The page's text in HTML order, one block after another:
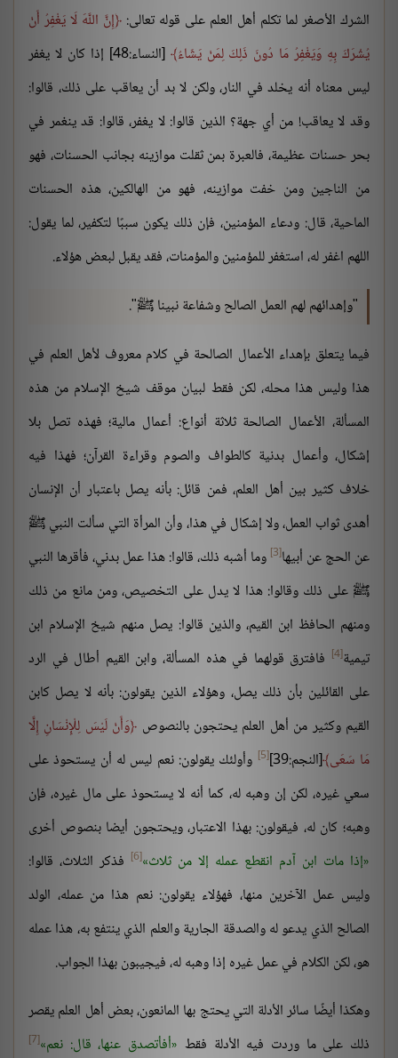
الشرك الأصغر لما تكلم أهل العلم على قوله تعالى: إِنَّ اللَّهَ لَا يَغْفِرُ أَنْ
يُشْرَكَ بِهِ وَيَغْفِرُ مَا دُونَ ذَلِكَ لِمَنْ يَشَاءُ
[النساء:48] إذا كان لا يغفر
ليس معناه أنه يخلد في النار، ولكن لا بد أن يعاقب على ذلك، قالوا:
وقد لا يعاقب! من أي جهة؟ الذين قالوا: لا يغفر، قالوا: قد ينغمر في
بحر حسنات عظيمة، فالعبرة بمن ثقلت موازينه بجانب الحسنات، فهو
من الناجين ومن خفت موازينه، فهو من الهالكين، هذه الحسنات
الماحية، قال: ودعاء المؤمنين، فإن ذلك يكون سببًا لتكفير، لما يقول:
اللهم اغفر له، استغفر للمؤمنين والمؤمنات، فقد يقبل لبعض هؤلاء.
"وإهدائهم لهم العمل الصالح وشفاعة نبينا ﷺ".
فيما يتعلق بإهداء الأعمال الصالحة في كلام معروف لأهل العلم في
هذا وليس هذا محله، لكن فقط لبيان موقف شيخ الإسلام من هذه
المسألة، الأعمال الصالحة ثلاثة أنواع: أعمال مالية؛ فهذه تصل بلا
إشكال، وأعمال بدنية كالطواف والصوم وقراءة القرآن؛ فهذا فيه
خلاف كثير بين أهل العلم، فمن قائل: بأنه يصل باعتبار أن الإنسان
أهدى ثواب العمل، ولا إشكال في هذا، وأن المرأة التي سألت النبي ﷺ
عن الحج عن أبيها[3]
وما أشبه ذلك، قالوا: هذا عمل بدني، فأقرها النبي
ﷺ على ذلك وقالوا: هذا لا يدل على التخصيص، ومن مانع من ذلك
ومنهم الحافظ ابن القيم، والذين قالوا: يصل منهم شيخ الإسلام ابن
تيمية[4]
فافترق قولهما في هذه المسألة، وابن القيم أطال في الرد
على القائلين بأن ذلك يصل، وهؤلاء الذين يقولون: بأنه لا يصل كابن
القيم وكثير من أهل العلم يحتجون بالنصوص وَأَنْ لَيْسَ لِلْإِنْسَانِ إِلَّا
مَا سَعَى [النجم:39] [5]
وأولئك يقولون: نعم ليس له أن يستحوذ على
سعي غيره، لكن إن وهبه له، كما أنه لا يستحوذ على مال غيره، فإن
وهبه؛ كان له، فيقولون: بهذا الاعتبار، ويحتجون أيضا بنصوص أخرى
إذا مات ابن آدم انقطع عمله إلا من ثلاث [6]
فذكر الثلاث، قالوا:
وليس عمل الآخرين منها، فهؤلاء يقولون: نعم هذا من عمله، الولد
الصالح الذي يدعو له والصدقة الجارية والعلم الذي ينتفع به، هذا عمله
هو، لكن الكلام في عمل غيره إذا وهبه له، فيجيبون بهذا الجواب.
وهكذا أيضًا سائر الأدلة التي يحتج بها المانعون، بعض أهل العلم يقصر
ذلك على ما وردت فيه الأدلة فقط أفأتصدق عنها، قال: نعم [7]